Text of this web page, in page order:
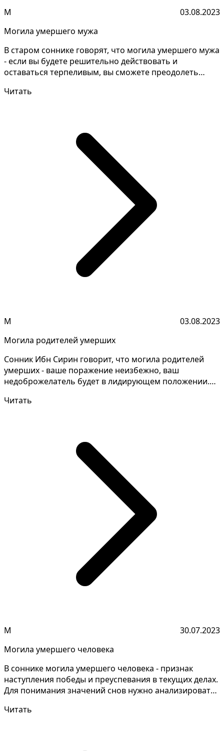
М
03.08.2023
Могила умершего мужа
В старом соннике говорят, что могила умершего мужа
- если вы будете решительно действовать и
оставаться терпеливым, вы сможете преодолеть
Читать
М
03.08.2023
Могила родителей умерших
Сонник Ибн Сирин говорит, что могила родителей
умерших - ваше поражение неизбежно, ваш
недоброжелатель будет в лидирующем положении.
Читать
М
30.07.2023
Могила умершего человека
В соннике могила умершего человека - признак
наступления победы и преуспевания в текущих делах.
Для понимания значений снов нужно анализировать
Читать